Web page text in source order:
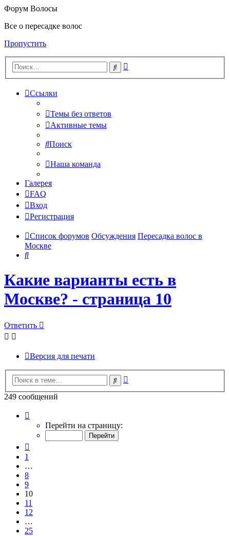
Форум Волосы
Все о пересадке волос
Пропустить
Поиск
Ссылки
Темы без ответов
Активные темы
Поиск
Наша команда
Галерея
FAQ
Вход
Регистрация
Список форумов Обсуждения Пересадка волос в
Москве
Поиск
Какие варианты есть в
Москве? - страница 10
Ответить
Версия для печати
Поиск
249 сообщений
10
Перейти на страницу:
1
…
8
9
10
11
12
…
25